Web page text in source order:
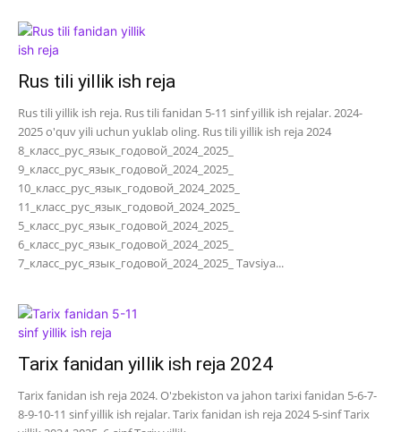
Rus tili yillik ish reja
Rus tili yillik ish reja. Rus tili fanidan 5-11 sinf yillik ish rejalar. 2024-
2025 o'quv yili uchun yuklab oling. Rus tili yillik ish reja 2024
8_класс_рус_язык_годовой_2024_2025_
9_класс_рус_язык_годовой_2024_2025_
10_класс_рус_язык_годовой_2024_2025_
11_класс_рус_язык_годовой_2024_2025_
5_класс_рус_язык_годовой_2024_2025_
6_класс_рус_язык_годовой_2024_2025_
7_класс_рус_язык_годовой_2024_2025_ Tavsiya...
Tarix fanidan yillik ish reja 2024
Tarix fanidan ish reja 2024. O'zbekiston va jahon tarixi fanidan 5-6-7-
8-9-10-11 sinf yillik ish rejalar. Tarix fanidan ish reja 2024 5-sinf Tarix